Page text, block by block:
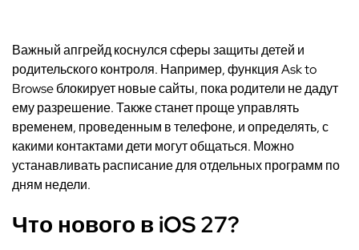
Важный апгрейд коснулся сферы защиты детей и
родительского контроля. Например, функция Ask to
Browse блокирует новые сайты, пока родители не дадут
ему разрешение. Также станет проще управлять
временем, проведенным в телефоне, и определять, с
какими контактами дети могут общаться. Можно
устанавливать расписание для отдельных программ по
дням недели.
Что нового в iOS 27?